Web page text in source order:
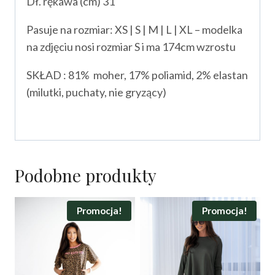
Pasuje na rozmiar: XS | S | M | L | XL – modelka
na zdjęciu nosi rozmiar S i ma 174cm wzrostu
SKŁAD : 81% moher, 17% poliamid, 2% elastan
(milutki, puchaty, nie gryzący)
Podobne produkty
Promocja! Promocja!